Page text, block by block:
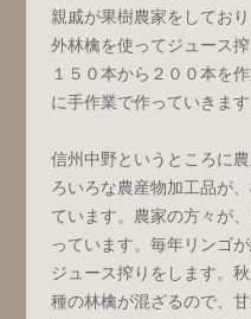
親戚が果樹農家をしてお
外林檎を使ってジュース
１５０本から２００本を
に手作業で作っていきます
信州中野というところに
ろいろな農産物加工品が
ています。農家の方々が
っています。毎年リンゴ
ジュース搾りをします。
種の林檎が混ざるので、